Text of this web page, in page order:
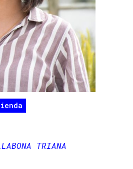
TRIANA